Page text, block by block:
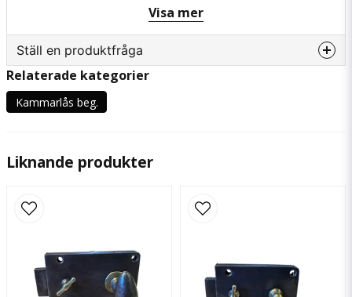
Slutbleck
Passande nyckelskyltar:
Nyckelskylt järn, diamant (stort)
Nyckelskylt järn, diamant (liten)
Visa mer
Ställ en produktfråga
Fråga oss något om denna produkten...
name
Relaterade kategorier
Kammarlås beg.
Liknande produkter